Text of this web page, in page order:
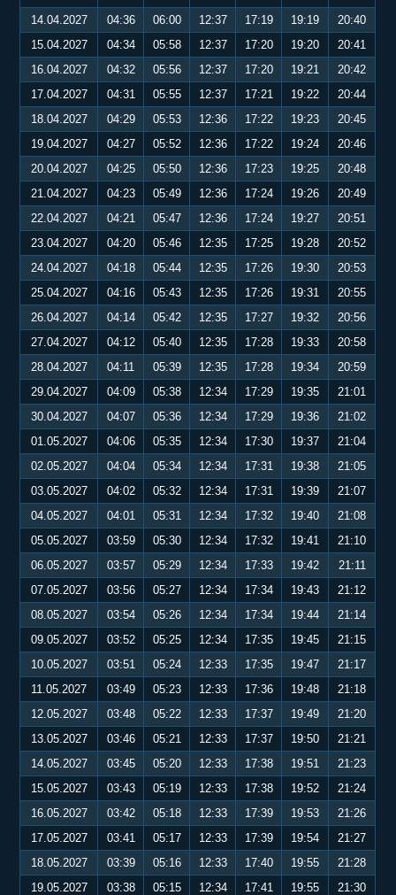
14.04.2027
04:36 06:00 12:37 17:19 19:19
20:40
15.04.2027
04:34 05:58 12:37 17:20 19:20
20:41
16.04.2027
04:32 05:56 12:37 17:20 19:21
20:42
17.04.2027
04:31 05:55 12:37 17:21 19:22
20:44
18.04.2027
04:29 05:53 12:36 17:22 19:23
20:45
19.04.2027
04:27 05:52 12:36 17:22 19:24
20:46
20.04.2027
04:25 05:50 12:36 17:23 19:25
20:48
21.04.2027
04:23 05:49 12:36 17:24 19:26
20:49
22.04.2027
04:21 05:47 12:36 17:24 19:27
20:51
23.04.2027
04:20 05:46 12:35 17:25 19:28
20:52
24.04.2027
04:18 05:44 12:35 17:26 19:30
20:53
25.04.2027
04:16 05:43 12:35 17:26 19:31
20:55
26.04.2027
04:14 05:42 12:35 17:27 19:32
20:56
27.04.2027
04:12 05:40 12:35 17:28 19:33
20:58
28.04.2027
04:11 05:39 12:35 17:28 19:34
20:59
29.04.2027
04:09 05:38 12:34 17:29 19:35
21:01
30.04.2027
04:07 05:36 12:34 17:29 19:36
21:02
01.05.2027
04:06 05:35 12:34 17:30 19:37
21:04
02.05.2027
04:04 05:34 12:34 17:31 19:38
21:05
03.05.2027
04:02 05:32 12:34 17:31 19:39
21:07
04.05.2027
04:01 05:31 12:34 17:32 19:40
21:08
05.05.2027
03:59 05:30 12:34 17:32 19:41
21:10
06.05.2027
03:57 05:29 12:34 17:33 19:42
21:11
07.05.2027
03:56 05:27 12:34 17:34 19:43
21:12
08.05.2027
03:54 05:26 12:34 17:34 19:44
21:14
09.05.2027
03:52 05:25 12:34 17:35 19:45
21:15
10.05.2027
03:51 05:24 12:33 17:35 19:47
21:17
11.05.2027
03:49 05:23 12:33 17:36 19:48
21:18
12.05.2027
03:48 05:22 12:33 17:37 19:49
21:20
13.05.2027
03:46 05:21 12:33 17:37 19:50
21:21
14.05.2027
03:45 05:20 12:33 17:38 19:51
21:23
15.05.2027
03:43 05:19 12:33 17:38 19:52
21:24
16.05.2027
03:42 05:18 12:33 17:39 19:53
21:26
17.05.2027
03:41 05:17 12:33 17:39 19:54
21:27
18.05.2027
03:39 05:16 12:33 17:40 19:55
21:28
19.05.2027
03:38 05:15 12:34 17:41 19:55
21:30